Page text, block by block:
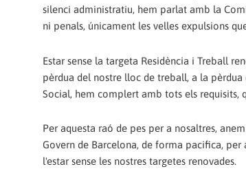
silenci administratiu, hem parlat amb la
ni penals, únicament les velles expulsions
Estar sense la targeta Residència i Treball
pèrdua del nostre lloc de treball, a la
Social, hem complert amb tots els requisits,
Per aquesta raó de pes per a nosaltres,
Govern de Barcelona, de forma pacifica,
l'estar sense les nostres targetes renovades.